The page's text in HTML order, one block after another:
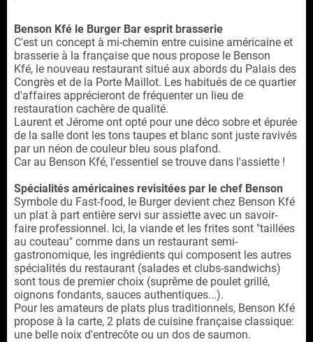
Benson Kfé le Burger Bar esprit brasserie
C'est un concept à mi-chemin entre cuisine américaine et
brasserie à la française que nous propose le Benson
Kfé, le nouveau restaurant situé aux abords du Palais des
Congrès et de la Porte Maillot. Les habitués de ce quartier
d'affaires apprécieront de fréquenter un lieu de
restauration cachère de qualité.
Laurent et Jérome ont opté pour une déco sobre et épurée
de la salle dont les tons taupes et blanc sont juste ravivés
par un néon de couleur bleu sous plafond.
Car au Benson Kfé, l'essentiel se trouve dans l'assiette !
Spécialités américaines revisitées par le chef Benson
Symbole du Fast-food, le Burger devient chez Benson Kfé
un plat à part entière servi sur assiette avec un savoir-
faire professionnel. Ici, la viande et les frites sont "taillées
au couteau" comme dans un restaurant semi-
gastronomique, les ingrédients qui composent les autres
spécialités du restaurant (salades et clubs-sandwichs)
sont tous de premier choix (suprême de poulet grillé,
oignons fondants, sauces authentiques...).
Pour les amateurs de plats plus traditionnels, Benson Kfé
propose à la carte, 2 plats de cuisine française classique:
une belle noix d'entrecôte ou un dos de saumon.